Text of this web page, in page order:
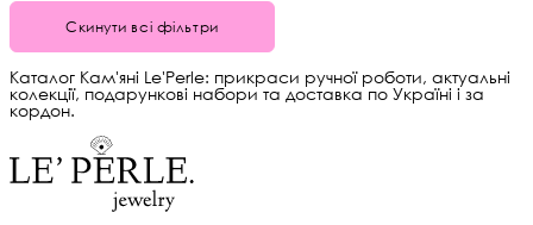
Скинути всі фільтри
Каталог Кам'яні Le'Perle: прикраси ручної роботи, актуальні
колекції, подарункові набори та доставка по Україні і за
кордон.